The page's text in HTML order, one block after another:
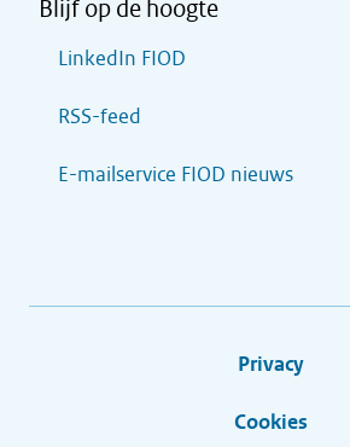
Blijf op de hoogte
LinkedIn FIOD
RSS-feed
E-mailservice FIOD nieuws
Privacy
Cookies